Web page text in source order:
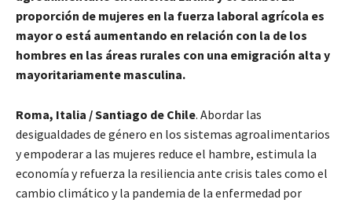
proporción de mujeres en la fuerza laboral agrícola es
mayor o está aumentando en relación con la de los
hombres en las áreas rurales con una emigración alta y
mayoritariamente masculina.
Roma, Italia / Santiago de Chile. Abordar las
desigualdades de género en los sistemas agroalimentarios
y empoderar a las mujeres reduce el hambre, estimula la
economía y refuerza la resiliencia ante crisis tales como el
cambio climático y la pandemia de la enfermedad por